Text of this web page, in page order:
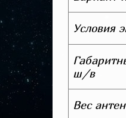
Условия
ш/в
Вес